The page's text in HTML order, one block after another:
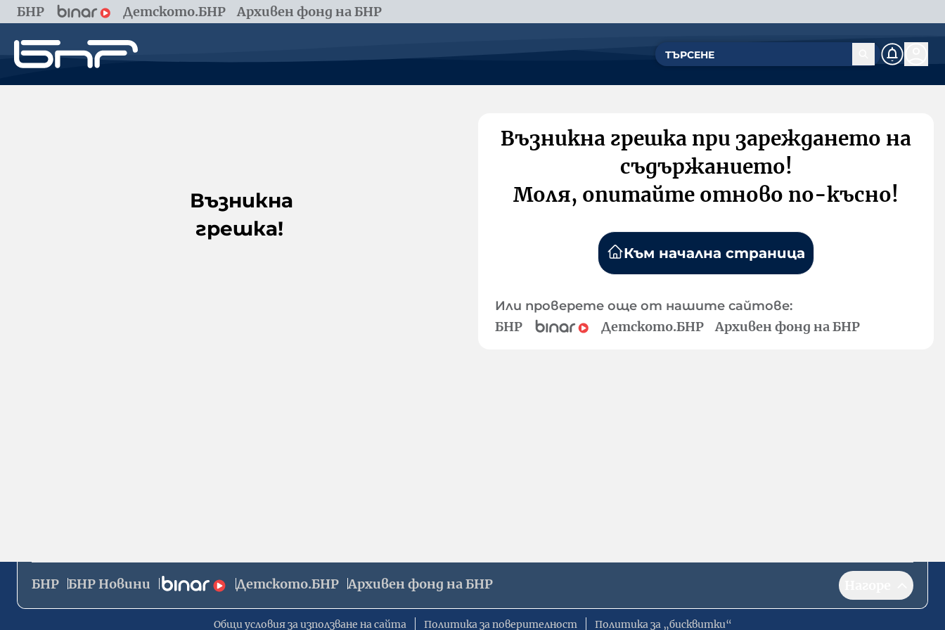
БНР Детското.БНР Архивен фонд на БНР
Възникна
грешка!
Възникна грешка при зареждането на
съдържанието!
Моля, опитайте отново по-късно!
Към начална страница
Или проверете още от нашите сайтове:
БНР Детското.БНР Архивен фонд на БНР
БНР БНР Новини Детското.БНР Архивен фонд на БНР
Общи условия за използване на сайта Политика за поверителност Политика за „бисквитки“